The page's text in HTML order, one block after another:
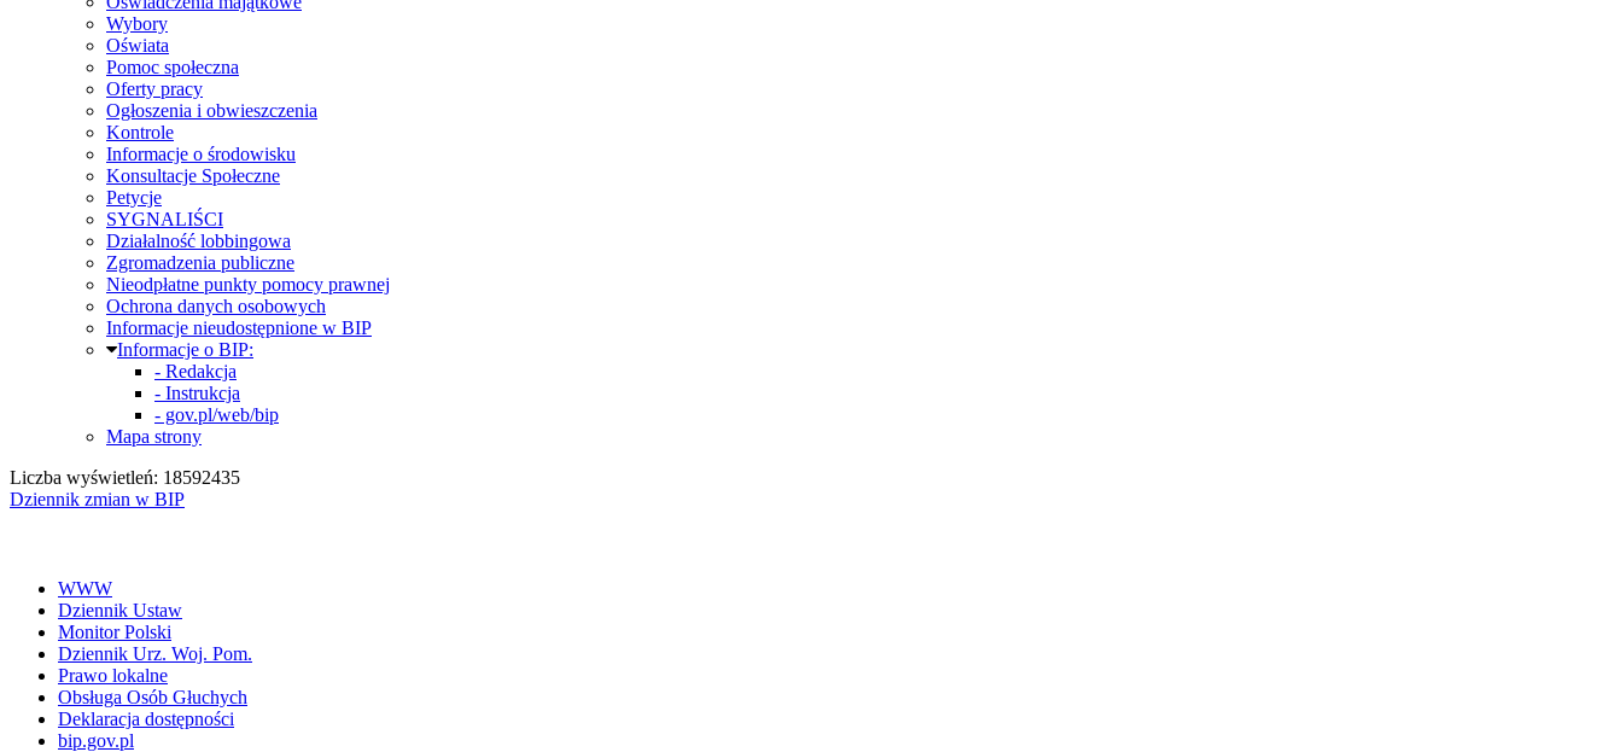
Wybory
Oświata
Pomoc społeczna
Oferty pracy
Ogłoszenia i obwieszczenia
Kontrole
Informacje o środowisku
Konsultacje Społeczne
Petycje
SYGNALIŚCI
Działalność lobbingowa
Zgromadzenia publiczne
Nieodpłatne punkty pomocy prawnej
Ochrona danych osobowych
Informacje nieudostępnione w BIP
Informacje o BIP:
- Redakcja
- Instrukcja
- gov.pl/web/bip
Mapa strony
Liczba wyświetleń: 18592435
Dziennik zmian w BIP
WWW
Dziennik Ustaw
Monitor Polski
Dziennik Urz. Woj. Pom.
Prawo lokalne
Obsługa Osób Głuchych
Deklaracja dostępności
bip.gov.pl